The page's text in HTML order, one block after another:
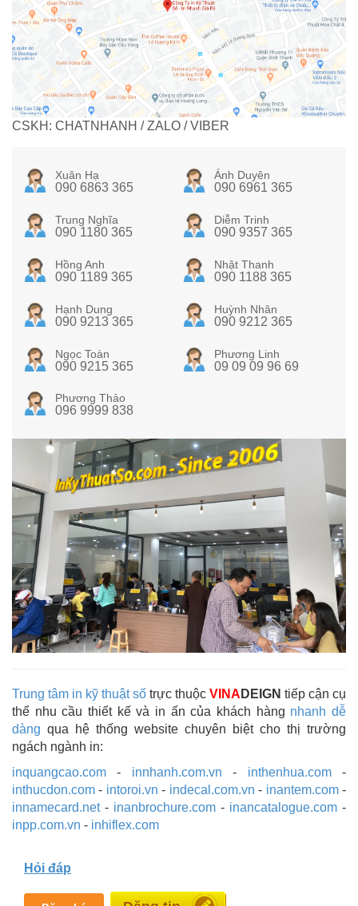
CSKH: CHATNHANH / ZALO / VIBER
Xuân Hạ
090 6863 365
Ánh Duyên
090 6961 365
Trung Nghĩa
090 1180 365
Diễm Trinh
090 9357 365
Hồng Anh
090 1189 365
Nhật Thanh
090 1188 365
Hạnh Dung
090 9213 365
Huỳnh Nhân
090 9212 365
Ngọc Toàn
090 9215 365
Phương Linh
09 09 09 96 69
Phương Thảo
096 9999 838
Trung tâm in kỹ thuật số trực thuộc VINA DEIGN tiếp cận cụ
thể nhu cầu thiết kế và in ấn của khách hàng nhanh dễ
dàng qua hệ thống website chuyên biệt cho thị trường
ngách ngành in:
inquangcao.com - innhanh.com.vn - inthenhua.com-
inthucdon.com - intoroi.vn - indecal.com.vn - inantem.com-
innamecard.net- inanbrochure.com - inancatalogue.com -
inpp.com.vn - inhiflex.com
Hỏi đáp